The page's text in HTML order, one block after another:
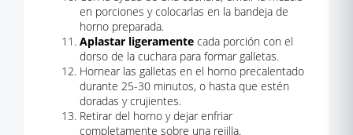
en porciones y colocarlas en la bandeja de
horno preparada.
Aplastar ligeramente cada porción con el
dorso de la cuchara para formar galletas.
Hornear las galletas en el horno precalentado
durante 25-30 minutos, o hasta que estén
doradas y crujientes.
Retirar del horno y dejar enfriar
completamente sobre una rejilla.